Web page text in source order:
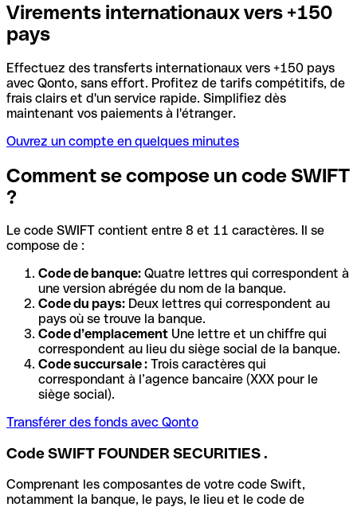
Virements internationaux vers +150
pays
Effectuez des transferts internationaux vers +150 pays
avec Qonto, sans effort. Profitez de tarifs compétitifs, de
frais clairs et d'un service rapide. Simplifiez dès
maintenant vos paiements à l'étranger.
Ouvrez un compte en quelques minutes
Comment se compose un code SWIFT
?
Le code SWIFT contient entre 8 et 11 caractères. Il se
compose de :
Code de banque: Quatre lettres qui correspondent à
une version abrégée du nom de la banque.
Code du pays: Deux lettres qui correspondent au
pays où se trouve la banque.
Code d’emplacement Une lettre et un chiffre qui
correspondent au lieu du siège social de la banque.
Code succursale : Trois caractères qui
correspondant à l’agence bancaire (XXX pour le
siège social).
Transférer des fonds avec Qonto
Code SWIFT FOUNDER SECURITIES .
Comprenant les composantes de votre code Swift,
notamment la banque, le pays, le lieu et le code de